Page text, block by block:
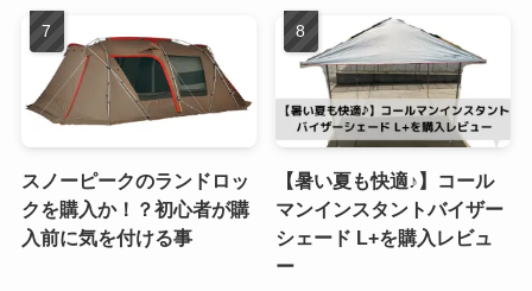
スノーピークのランドロッ
クを購入か！？初心者が購
入前に気を付ける事
【暑い夏も快適♪】コール
マンインスタントバイザー
シェード L+を購入レビュ
ー